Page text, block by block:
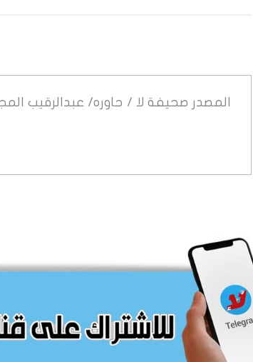
المصدر صحيفة لا / حاوره/ عبدالرقيب